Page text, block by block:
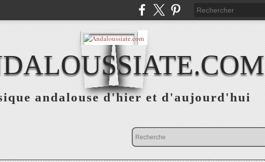
andalouse d'hier et d'aujourd'hui